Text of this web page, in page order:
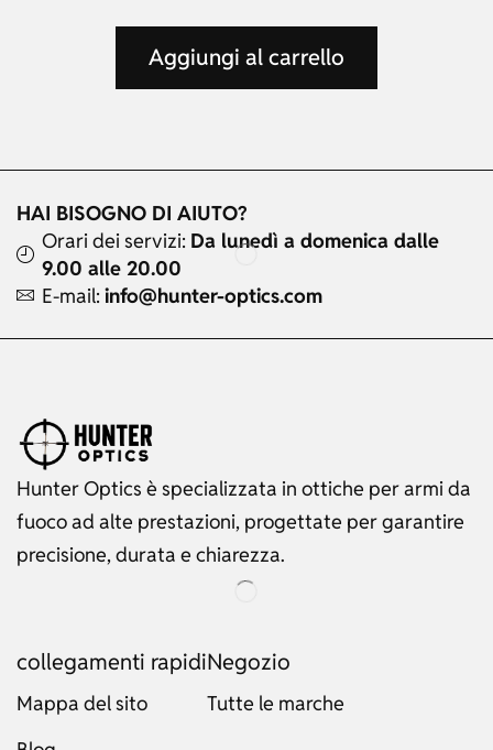
Aggiungi al carrello
HAI BISOGNO DI AIUTO?
Orari dei servizi: Da lunedì a domenica dalle
9.00 alle 20.00
E-mail: info@hunter-optics.com
Hunter Optics è specializzata in ottiche per armi da
fuoco ad alte prestazioni, progettate per garantire
precisione, durata e chiarezza.
collegamenti rapidi
Mappa del sito
Negozio
Tutte le marche